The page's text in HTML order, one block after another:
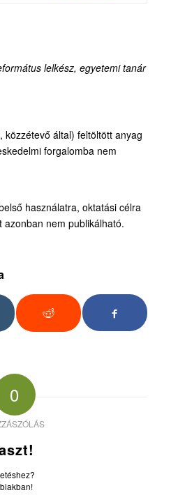
lelkész, egyetemi tanár
közzétevő által) feltöltött anyag
forgalomba nem
használatra, oktatási célra
nem publikálható.
0